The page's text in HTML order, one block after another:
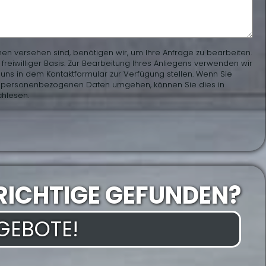
versehen sind, benötigen wir, um Ihre Anfrage zu bearbeiten.
Basis. Zur Bearbeitung Ihres Anliegens verwenden wir
in dem Kontaktformular zur Verfügung stellen. Wenn Sie
Daten umgehen, können Sie dies in
GEFUNDEN?